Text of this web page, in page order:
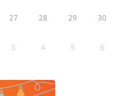
27 28 29 30
3 4 5 6